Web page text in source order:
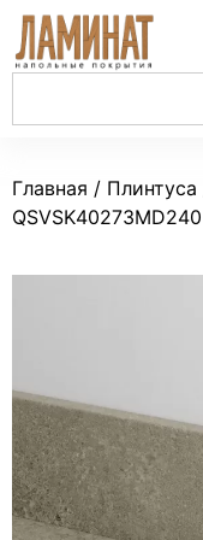
Главная / Плинтуса
QSVSK40273MD240